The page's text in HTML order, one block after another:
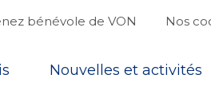
bénévole de VON Nos
Nouvelles et activités